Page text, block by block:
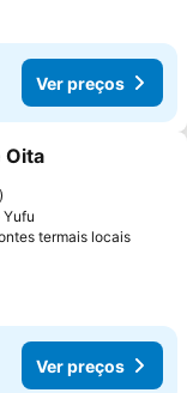
Ver preços
favoritos
Oita
Yufu
termais locaisVer
Ver preços